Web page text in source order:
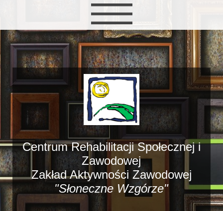
Centrum Rehabilitacji Społecznej i
Zawodowej
Zakład Aktywności Zawodowej
"Słoneczne Wzgórze"